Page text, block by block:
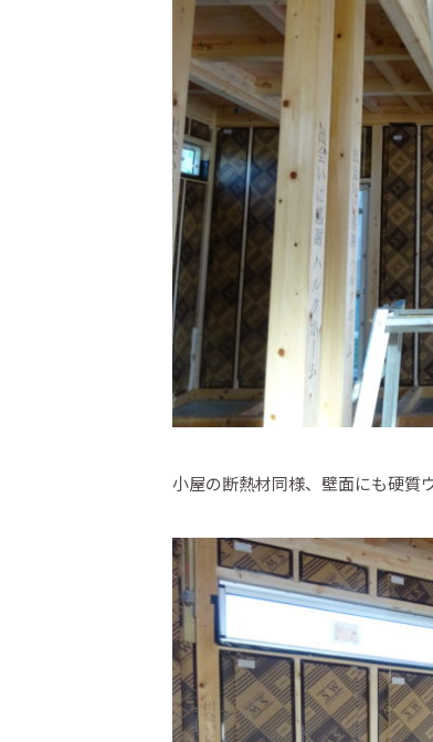
小屋の断熱材同様、壁面にも硬質